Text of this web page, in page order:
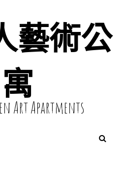
藝術公
寓
Art Apartments